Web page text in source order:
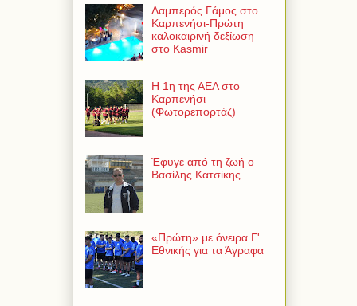
Λαμπερός Γάμος στο
Καρπενήσι-Πρώτη
καλοκαιρινή δεξίωση
στο Kasmir
Η 1η της ΑΕΛ στο
Καρπενήσι
(Φωτορεπορτάζ)
Έφυγε από τη ζωή ο
Βασίλης Κατσίκης
«Πρώτη» με όνειρα Γ'
Εθνικής για τα Άγραφα